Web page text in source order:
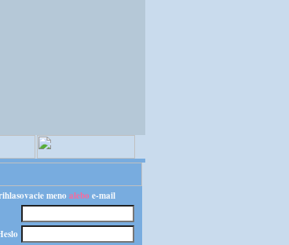
výhodnú cenu!
meno alebo e-mail